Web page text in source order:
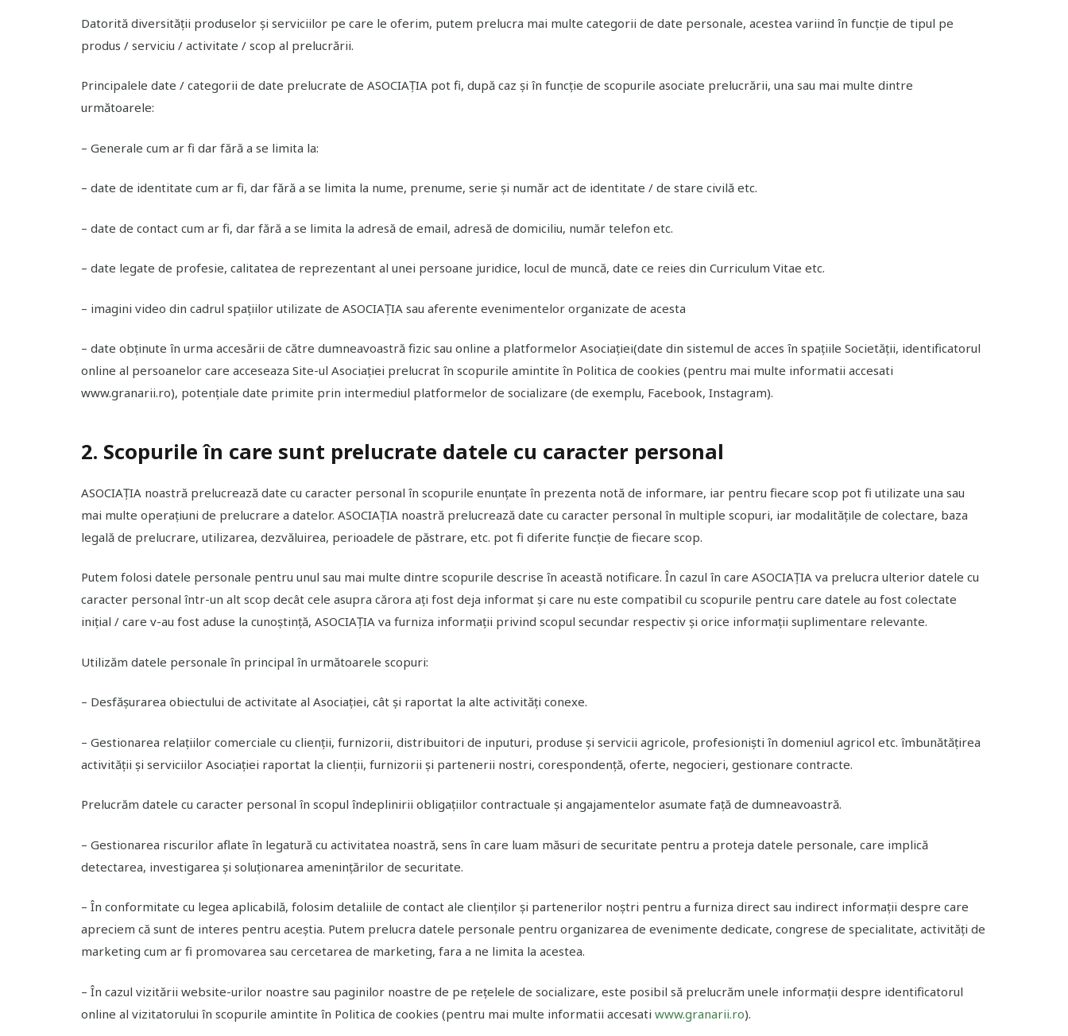
Datorită diversității produselor și serviciilor pe care le oferim, putem prelucra mai multe categorii de date personale, acestea variind în funcție de tipul pe
produs / serviciu / activitate / scop al prelucrării.
Principalele date / categorii de date prelucrate de ASOCIAȚIA pot fi, după caz și în funcție de scopurile asociate prelucrării, una sau mai multe dintre
următoarele:
– Generale cum ar fi dar fără a se limita la:
– date de identitate cum ar fi, dar fără a se limita la nume, prenume, serie și număr act de identitate / de stare civilă etc.
– date de contact cum ar fi, dar fără a se limita la adresă de email, adresă de domiciliu, număr telefon etc.
– date legate de profesie, calitatea de reprezentant al unei persoane juridice, locul de muncă, date ce reies din Curriculum Vitae etc.
– imagini video din cadrul spațiilor utilizate de ASOCIAȚIA sau aferente evenimentelor organizate de acesta
– date obținute în urma accesării de către dumneavoastră fizic sau online a platformelor Asociației(date din sistemul de acces în spațiile Societății, identificatorul
online al persoanelor care acceseaza Site-ul Asociației prelucrat în scopurile amintite în Politica de cookies (pentru mai multe informatii accesati
www.granarii.ro), potențiale date primite prin intermediul platformelor de socializare (de exemplu, Facebook, Instagram).
2. Scopurile în care sunt prelucrate datele cu caracter personal
ASOCIAȚIA noastră prelucrează date cu caracter personal în scopurile enunțate în prezenta notă de informare, iar pentru fiecare scop pot fi utilizate una sau
mai multe operațiuni de prelucrare a datelor. ASOCIAȚIA noastră prelucrează date cu caracter personal în multiple scopuri, iar modalitățile de colectare, baza
legală de prelucrare, utilizarea, dezvăluirea, perioadele de păstrare, etc. pot fi diferite funcție de fiecare scop.
Putem folosi datele personale pentru unul sau mai multe dintre scopurile descrise în această notificare. În cazul în care ASOCIAȚIA va prelucra ulterior datele cu
caracter personal într-un alt scop decât cele asupra cărora ați fost deja informat și care nu este compatibil cu scopurile pentru care datele au fost colectate
inițial / care v-au fost aduse la cunoștință, ASOCIAȚIA va furniza informații privind scopul secundar respectiv și orice informații suplimentare relevante.
Utilizăm datele personale în principal în următoarele scopuri:
– Desfășurarea obiectului de activitate al Asociației, cât și raportat la alte activități conexe.
– Gestionarea relațiilor comerciale cu clienții, furnizorii, distribuitori de inputuri, produse și servicii agricole, profesioniști în domeniul agricol etc. îmbunătățirea
activității și serviciilor Asociației raportat la clienții, furnizorii și partenerii nostri, corespondență, oferte, negocieri, gestionare contracte.
Prelucrăm datele cu caracter personal în scopul îndeplinirii obligaţiilor contractuale și angajamentelor asumate față de dumneavoastră.
– Gestionarea riscurilor aflate în legatură cu activitatea noastră, sens în care luam măsuri de securitate pentru a proteja datele personale, care implică
detectarea, investigarea și soluționarea amenințărilor de securitate.
– În conformitate cu legea aplicabilă, folosim detaliile de contact ale clienților și partenerilor noștri pentru a furniza direct sau indirect informații despre care
apreciem că sunt de interes pentru aceștia. Putem prelucra datele personale pentru organizarea de evenimente dedicate, congrese de specialitate, activități de
marketing cum ar fi promovarea sau cercetarea de marketing, fara a ne limita la acestea.
– În cazul vizitării website-urilor noastre sau paginilor noastre de pe rețelele de socializare, este posibil să prelucrăm unele informații despre identificatorul
online al vizitatorului în scopurile amintite în Politica de cookies (pentru mai multe informatii accesati www.granarii.ro).